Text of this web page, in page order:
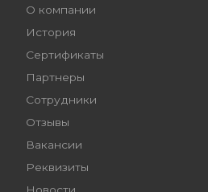
О компании
История
Сертификаты
Партнеры
Сотрудники
Отзывы
Вакансии
Реквизиты